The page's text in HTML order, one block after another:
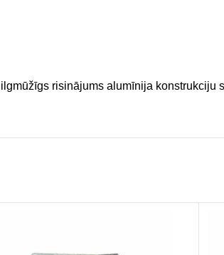
risinājums alumīnija konstrukciju